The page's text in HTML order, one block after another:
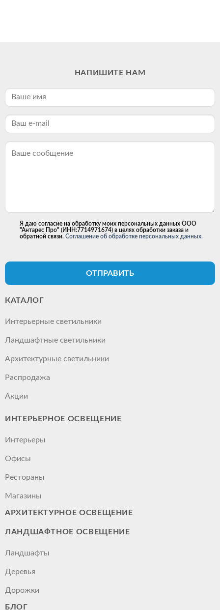
НАПИШИТЕ НАМ
Я даю согласие на обработку моих персональных данных ООО
"Антарес Про" (ИНН:7714971674) в целях обработки заказа и
обратной связи. Соглашение об обработке персональных данных.
ОТПРАВИТЬ
КАТАЛОГ
Интерьерные светильники
Ландшафтные светильники
Архитектурные светильники
Распродажа
Акции
ИНТЕРЬЕРНОЕ ОСВЕЩЕНИЕ
Интерьеры
Офисы
Рестораны
Магазины
АРХИТЕКТУРНОЕ ОСВЕЩЕНИЕ
ЛАНДШАФТНОЕ ОСВЕЩЕНИЕ
Ландшафты
Деревья
Дорожки
БЛОГ